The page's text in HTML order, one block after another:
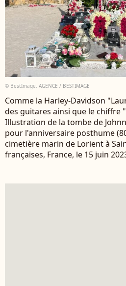
© BestImage, AGENCE / BESTIMAGE
Comme la Harley-Davidson
des guitares ainsi que le chiffre
Illustration de la tombe de
pour l'anniversaire posthume
cimetière marin de Lorient à
françaises, France, le 15 juin